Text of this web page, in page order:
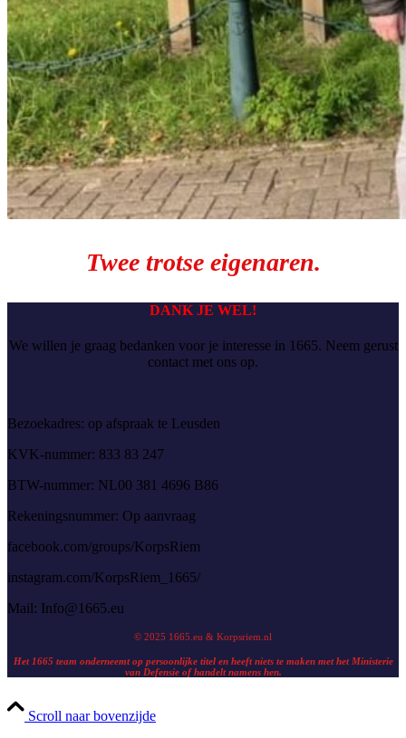
Twee trotse eigenaren.
DANK JE WEL!
We willen je graag bedanken voor je interesse in 1665. Neem gerust
contact met ons op.
Bezoekadres: op afspraak te Leusden
KVK-nummer: 833 83 247
BTW-nummer: NL00 381 4696 B86
Rekeningsnummer: Op aanvraag
facebook.com/groups/KorpsRiem
instagram.com/KorpsRiem_1665/
Mail: Info@1665.eu
© 2025 1665.eu & Korpsriem.nl
Het 1665 team onderneemt op persoonlijke titel en heeft niets te maken met het Ministerie
van Defensie of handelt namens hen.
Scroll naar bovenzijde